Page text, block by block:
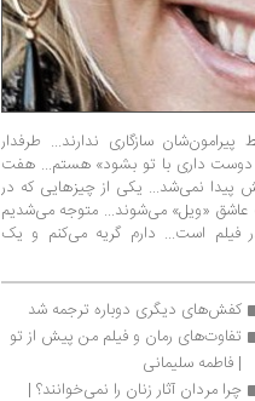
سازگاری ندارند... طرفدار
دوست داری با تو بشود» هستم... هفت
پیدا نمی‌شد... یکی از چیزهایی که در
«ویل» می‌شوند... متوجه می‌شدیم
است... دارم گریه می‌کنم و یک
کفش‌های دیگری دوباره ترجمه شد
| فاطمه سلیمانی